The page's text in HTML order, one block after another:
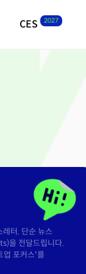
CES 2027
터. 단순 뉴스
을 전달드립니다.
업 포커스'를